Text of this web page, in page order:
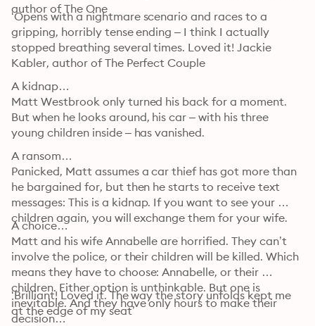
author of The One
‘Opens with a nightmare scenario and races to a
gripping, horribly tense ending – I think I actually
stopped breathing several times. Loved it! Jackie
A kidnap…
Matt Westbrook only turned his back for a moment.
But when he looks around, his car – with his three
young children inside – has vanished.
A ransom…
Panicked, Matt assumes a car thief has got more than
he bargained for, but then he starts to receive text
messages: This is a kidnap. If you want to see your
children again, you will exchange them for your wife.
A choice…
Matt and his wife Annabelle are horrified. They can’t
involve the police, or their children will be killed. Which
means they have to choose: Annabelle, or their
children. Either option is unthinkable. But one is
inevitable. And they have only hours to make their
decision…
‘Brilliant! Loved it. The way the story unfolds kept me
at the edge of my seat’